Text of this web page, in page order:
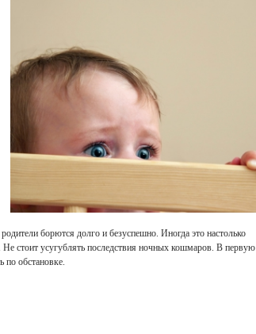
борются долго и безуспешно. Иногда это настолько
Не стоит усугублять последствия ночных кошмаров. В первую
по обстановке.